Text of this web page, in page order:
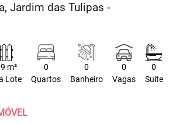
Jardim das Tulipas -
m²
Lote
0
Quartos
0
Banheiro
0
Vagas
0
Suite